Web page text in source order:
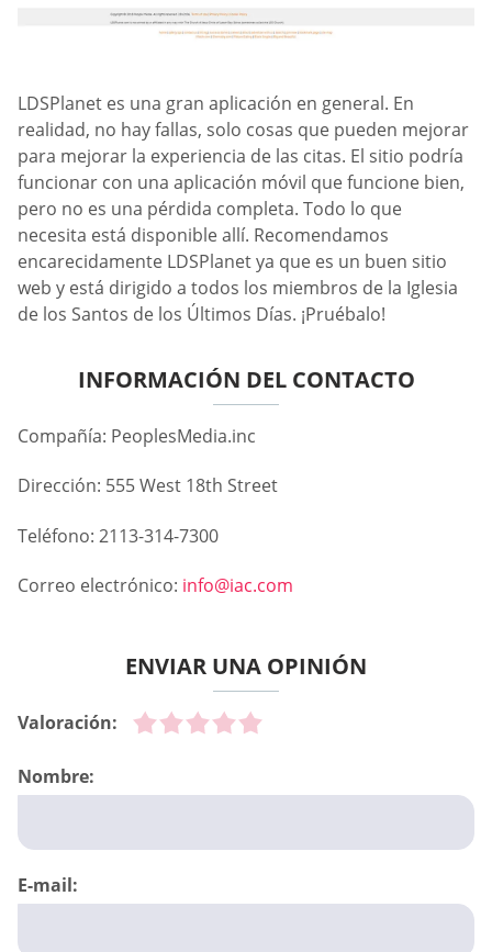
LDSPlanet es una gran aplicación en general. En
realidad, no hay fallas, solo cosas que pueden mejorar
para mejorar la experiencia de las citas. El sitio podría
funcionar con una aplicación móvil que funcione bien,
pero no es una pérdida completa. Todo lo que
necesita está disponible allí. Recomendamos
encarecidamente LDSPlanet ya que es un buen sitio
web y está dirigido a todos los miembros de la Iglesia
de los Santos de los Últimos Días. ¡Pruébalo!
INFORMACIÓN DEL CONTACTO
Compañía: PeoplesMedia.inc
Dirección: 555 West 18th Street
Teléfono: 2113-314-7300
Correo electrónico: info@iac.com
ENVIAR UNA OPINIÓN
Valoración:
Nombre:
E-mail: